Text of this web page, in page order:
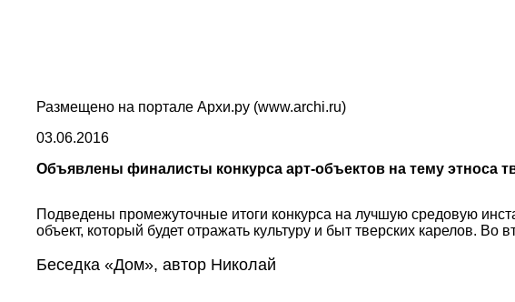
Размещено на портале Архи.ру (www.archi.ru)
03.06.2016
Объявлены финалисты конкурса арт-объектов на тему этноса
Подведены промежуточные итоги конкурса на лучшую средовую
объект, который будет отражать культуру и быт тверских карелов.
Беседка «Дом», автор Николай